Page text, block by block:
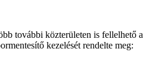
további közterületen is fellelhető
kezelését rendelte meg: